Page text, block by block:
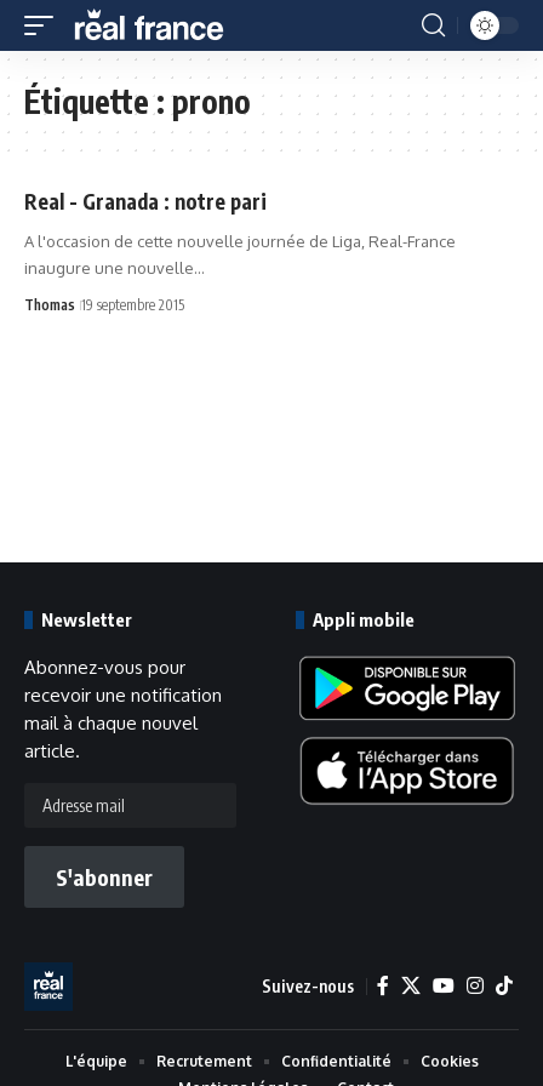
Étiquette :prono
Real - Granada : notre pari
A l'occasion de cette nouvelle journée de Liga, Real-France
inaugure une nouvelle…
Thomas 19 septembre 2015
Newsletter
Abonnez-vous pour
recevoir une notification
mail à chaque nouvel
article.
mail
S'abonner
Appli mobile
Suivez-nous
L'équipe Recrutement Confidentialité
Cookies